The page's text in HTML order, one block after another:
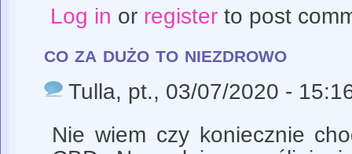
Log in or registerto post
co za dużo to niezdrowo
Tulla, pt., 03/07/2020 -
Nie wiem czy koniecznie